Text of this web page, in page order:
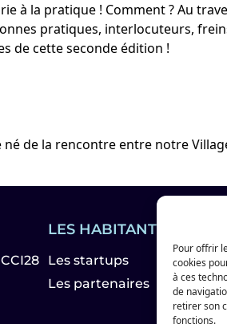
Pour offrir
cookies
à ces
de
retirer son
fonctions.
à la pratique ! Comment ? Au
pratiques, interlocuteurs,
de cette seconde édition !
né de la rencontre entre notre
LES HABITANTS
Les startups
Les partenaires